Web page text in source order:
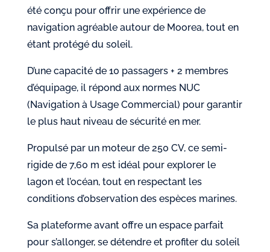
été conçu pour offrir une expérience de
navigation agréable autour de Moorea, tout en
étant protégé du soleil.
D’une capacité de 10 passagers + 2 membres
d’équipage, il répond aux normes NUC
(Navigation à Usage Commercial) pour garantir
le plus haut niveau de sécurité en mer.
Propulsé par un moteur de 250 CV, ce semi-
rigide de 7,60 m est idéal pour explorer le
lagon et l’océan, tout en respectant les
conditions d’observation des espèces marines.
Sa plateforme avant offre un espace parfait
pour s’allonger, se détendre et profiter du soleil